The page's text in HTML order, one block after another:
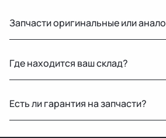
Запчасти оригинальные или
копиями — все детали снимаются с
минимальным пробегом.
Где находится ваш склад?
есть склад в России для
Есть ли гарантия на запчасти?